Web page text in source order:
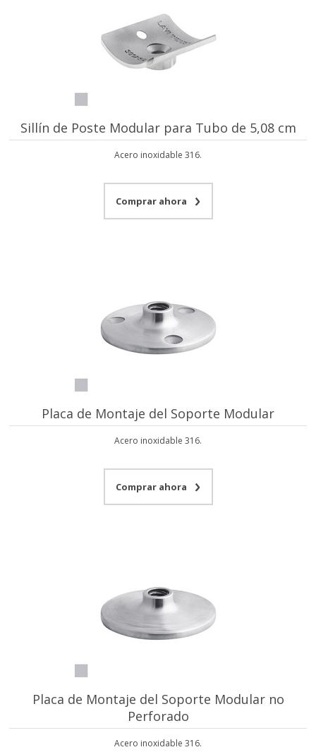
Sillín de Poste Modular para Tubo de 5,08 cm
Acero inoxidable 316.
Comprar ahora
Placa de Montaje del Soporte Modular
Acero inoxidable 316.
Comprar ahora
Placa de Montaje del Soporte Modular no
Perforado
Acero inoxidable 316.